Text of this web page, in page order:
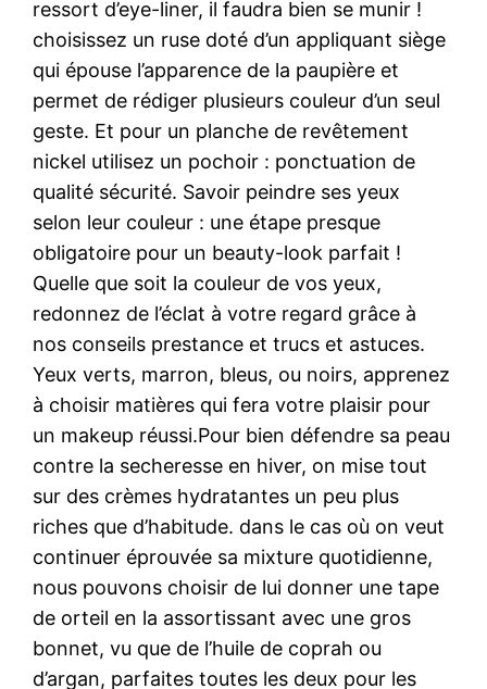
ressort d’eye-liner, il faudra bien se munir !
choisissez un ruse doté d’un appliquant siège
qui épouse l’apparence de la paupière et
permet de rédiger plusieurs couleur d’un seul
geste. Et pour un planche de revêtement
nickel utilisez un pochoir : ponctuation de
qualité sécurité. Savoir peindre ses yeux
selon leur couleur : une étape presque
obligatoire pour un beauty-look parfait !
Quelle que soit la couleur de vos yeux,
redonnez de l’éclat à votre regard grâce à
nos conseils prestance et trucs et astuces.
Yeux verts, marron, bleus, ou noirs, apprenez
à choisir matières qui fera votre plaisir pour
un makeup réussi.Pour bien défendre sa peau
contre la secheresse en hiver, on mise tout
sur des crèmes hydratantes un peu plus
riches que d’habitude. dans le cas où on veut
continuer éprouvée sa mixture quotidienne,
nous pouvons choisir de lui donner une tape
de orteil en la assortissant avec une gros
bonnet, vu que de l’huile de coprah ou
d’argan, parfaites toutes les deux pour les